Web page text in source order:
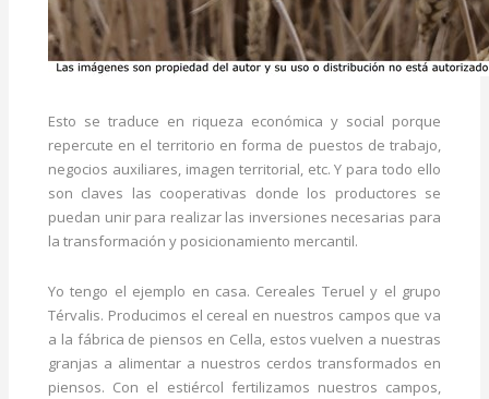
Esto se traduce en riqueza económica y social porque
repercute en el territorio en forma de puestos de trabajo,
negocios auxiliares, imagen territorial, etc. Y para todo ello
son claves las cooperativas donde los productores se
puedan unir para realizar las inversiones necesarias para
la transformación y posicionamiento mercantil.
Yo tengo el ejemplo en casa. Cereales Teruel y el grupo
Térvalis. Producimos el cereal en nuestros campos que va
a la fábrica de piensos en Cella, estos vuelven a nuestras
granjas a alimentar a nuestros cerdos transformados en
piensos. Con el estiércol fertilizamos nuestros campos,